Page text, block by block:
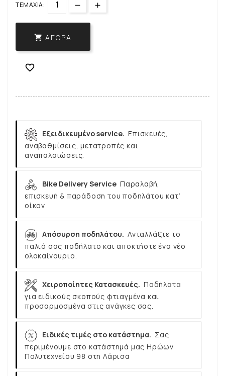
ΤΕΜΆΧΙΑ:
 ΑΓΟΡΆ

Εξειδικευμένο service. Επισκευές,
αναβαθμίσεις, μετατροπές και
αναπαλαιώσεις.
Bike Delivery Service Παραλαβή,
επισκευή & παράδοση του ποδηλάτου κατ’
οίκον
Απόσυρση ποδηλάτου. Ανταλλάξτε το
παλιό σας ποδήλατο και αποκτήστε ένα νέο
ολοκαίνουριο.
Χειροποίητες Κατασκευές. Ποδήλατα
για ειδικούς σκοπούς φτιαγμένα και
προσαρμοσμένα στις ανάγκες σας.
Ειδικές τιμές στο κατάστημα. Σας
περιμένουμε στο κατάστημά μας Ηρώων
Πολυτεχνείου 98 στη Λάρισα